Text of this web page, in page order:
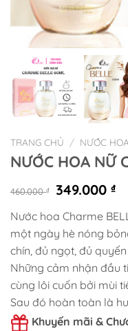
TRANG CHỦ NƯỚC
NƯỚC HOA NỮ
460.000₫
Giá
là:
460.000 ₫.
349.000₫
Giá
tại
là:
349.000 ₫.
Nước hoa Charme
một ngày hè nóng
Những cảm nhận đầu
cùng lôi cuốn bởi mùi
Sau đó hoàn toàn là
Khuyến mãi &
Tặng 1 Nước Hoa
Fullsize
Free gói quà